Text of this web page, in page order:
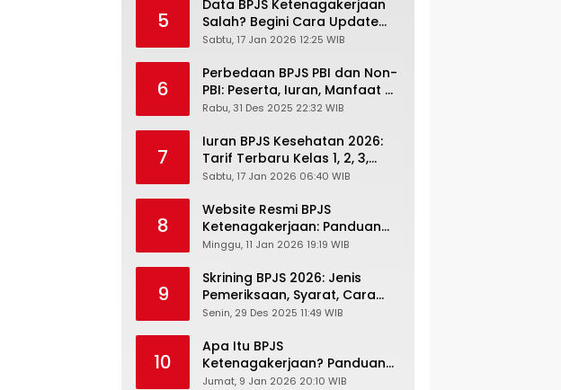
Cabang
5
Data BPJS Ketenagakerjaan
Salah? Begini Cara Update
Rekening, Alamat, HP di JMO
Sabtu, 17 Jan 2026 12:25 WIB
6
Perbedaan BPJS PBI dan Non-
PBI: Peserta, Iuran, Manfaat &
Masa Berlaku Terbaru 2026
Rabu, 31 Des 2025 22:32 WIB
7
Iuran BPJS Kesehatan 2026:
Tarif Terbaru Kelas 1, 2, 3,
Cara Bayar, Denda &
JKN-KIS
Sabtu, 17 Jan 2026 06:40 WIB
8
Website Resmi BPJS
Ketenagakerjaan: Panduan
Lengkap Akses dan Fitur
Minggu, 11 Jan 2026 19:19 WIB
9
Skrining BPJS 2026: Jenis
Pemeriksaan, Syarat, Cara
Daftar & Cek Riwayat
Senin, 29 Des 2025 11:49 WIB
10
Apa Itu BPJS
Ketenagakerjaan? Panduan
Lengkap untuk Pekerja dan
Jumat, 9 Jan 2026 20:10 WIB